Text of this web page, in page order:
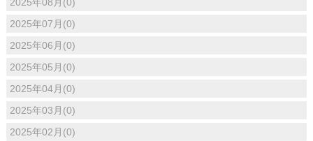
2025年07月(0)
2025年06月(0)
2025年05月(0)
2025年04月(0)
2025年03月(0)
2025年02月(0)